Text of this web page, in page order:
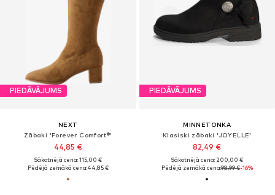
PIEDĀVĀJUMS
NEXT
Zābaki 'Forever Comfort®'
44,85 €
Sākotnējā cena: 115,00 €
Pēdējā zemākā cena:44,85 €
PIEDĀVĀJUMS
MINNETONKA
Klasiski zābaki 'JOYELLE'
82,49 €
Sākotnējā cena: 200,00 €
Pēdējā zemākā cena:98,99 €-16%